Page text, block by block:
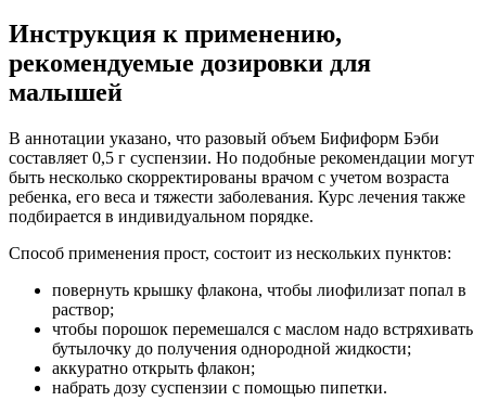
Инструкция к применению,
рекомендуемые дозировки для
малышей
В аннотации указано, что разовый объем Бифиформ Бэби
составляет 0,5 г суспензии. Но подобные рекомендации могут
быть несколько скорректированы врачом с учетом возраста
ребенка, его веса и тяжести заболевания. Курс лечения также
подбирается в индивидуальном порядке.
Способ применения прост, состоит из нескольких пунктов:
повернуть крышку флакона, чтобы лиофилизат попал в
раствор;
чтобы порошок перемешался с маслом надо встряхивать
бутылочку до получения однородной жидкости;
аккуратно открыть флакон;
набрать дозу суспензии с помощью пипетки.